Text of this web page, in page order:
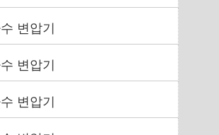
변압기
변압기
변압기